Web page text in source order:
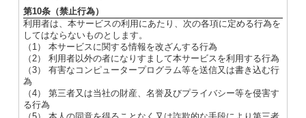
第10条（禁止行為）
利用者は、本サービスの利用にあたり、次の各項に定める行為を
してはならないものとします。
（1） 本サービスに関する情報を改ざんする行為
（2） 利用者以外の者になりすまして本サービスを利用する行為
（3） 有害なコンピュータープログラム等を送信又は書き込む行
為
（4） 第三者又は当社の財産、名誉及びプライバシー等を侵害す
る行為